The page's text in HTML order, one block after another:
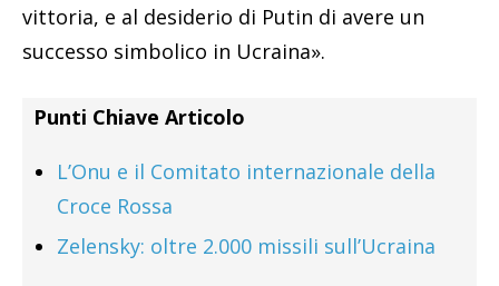
vittoria, e al desiderio di Putin di avere un
successo simbolico in Ucraina».
Punti Chiave Articolo
L’Onu e il Comitato internazionale della
Croce Rossa
Zelensky: oltre 2.000 missili sull’Ucraina